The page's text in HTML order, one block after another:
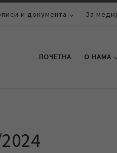
и документа За
ПОЧЕТНА О НАМА